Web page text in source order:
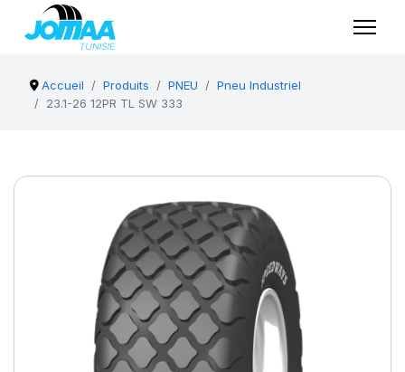
Accueil Produits PNEU
Pneu Industriel
23.1-26 12PR TL SW 333